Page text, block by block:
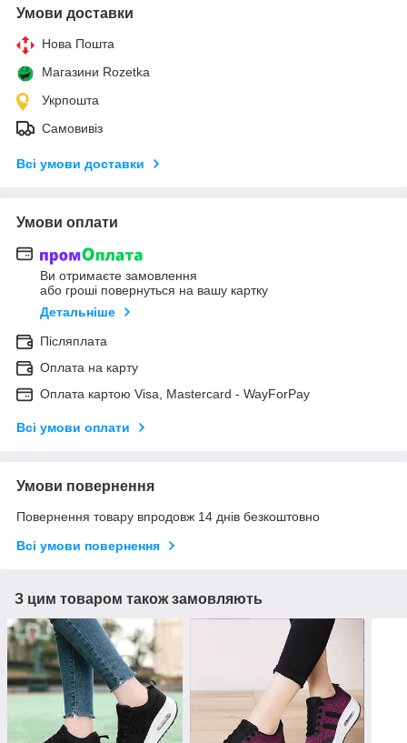
Умови доставки
Нова Пошта
Магазини Rozetka
Укрпошта
Самовивіз
Всі умови доставки
Умови оплати
Ви отримаєте замовлення
або гроші повернуться на вашу картку
Детальніше
Післяплата
Оплата на карту
Оплата картою Visa, Mastercard - WayForPay
Всі умови оплати
Умови повернення
Повернення товару впродовж 14 днів безкоштовно
Всі умови повернення
З цим товаром також замовляють